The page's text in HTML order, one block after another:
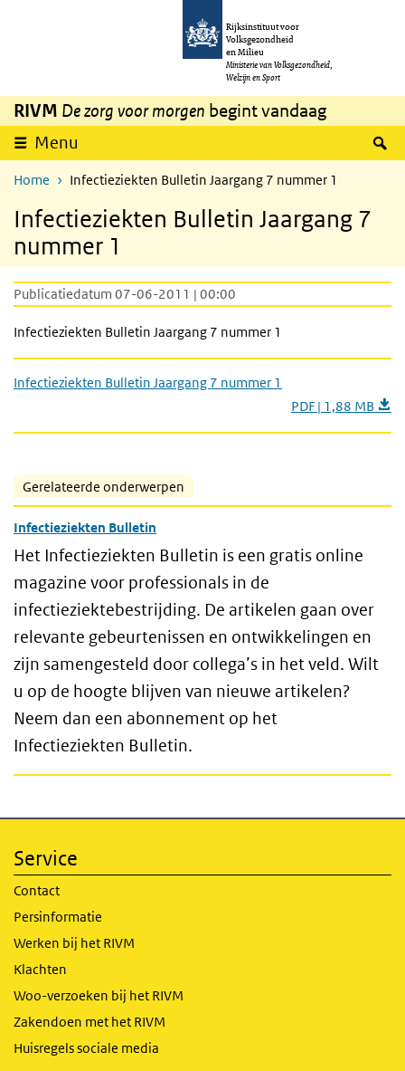
Overslaan en naar de inhoud gaan
Rijksinstituut voor
Volksgezondheid
en Milieu
Ministerie van Volksgezondheid,
Welzijn en Sport
RIVM De zorg voor morgen begint vandaag
Menu
Home Infectieziekten Bulletin Jaargang 7 nummer 1
Infectieziekten Bulletin Jaargang 7
nummer 1
Publicatiedatum 07-06-2011 | 00:00
Infectieziekten Bulletin Jaargang 7 nummer 1
Infectieziekten Bulletin Jaargang 7 nummer 1
PDF | 1,88 MB
Gerelateerde onderwerpen
Infectieziekten Bulletin
Het Infectieziekten Bulletin is een gratis online
magazine voor professionals in de
infectieziektebestrijding. De artikelen gaan over
relevante gebeurtenissen en ontwikkelingen en
zijn samengesteld door collega’s in het veld. Wilt
u op de hoogte blijven van nieuwe artikelen?
Neem dan een abonnement op het
Infectieziekten Bulletin.
Service
Contact
Persinformatie
Werken bij het RIVM
Klachten
Woo-verzoeken bij het RIVM
Zakendoen met het RIVM
Huisregels sociale media